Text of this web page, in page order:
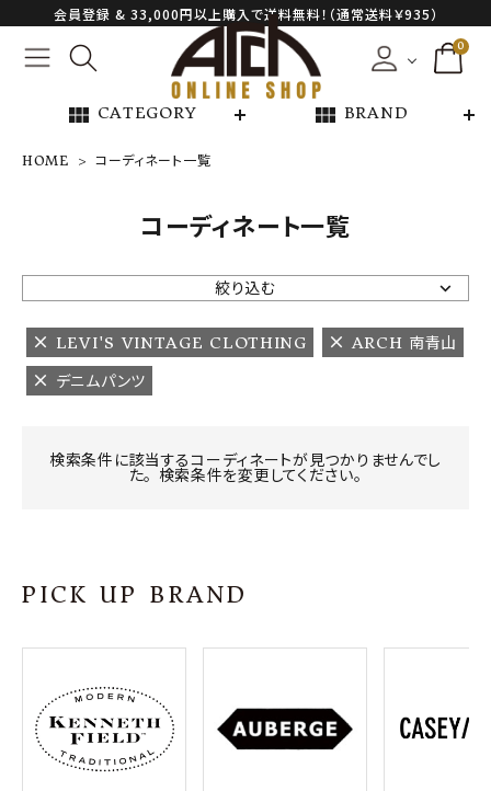
会員登録 & 33,000円以上購入で送料無料！（通常送料￥935）
0
view_module CATEGORY view_module BRAND
NEW ARRIVAL
ARCH EXCLUSIVE
BRAND
CATEGORY
プライバシーポリシー
特定商取引法について
お問い合わせ
OFFICIAL WEB SITE
HOME コーディネート一覧
コーディネート一覧
絞り込む
LEVI'S VINTAGE CLOTHING
ARCH 南青山
デニムパンツ
検索条件に該当するコーディネートが見つかりませんでし
た。 検索条件を変更してください。
PICK UP BRAND